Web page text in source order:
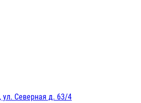
ул. Северная д. 63/4